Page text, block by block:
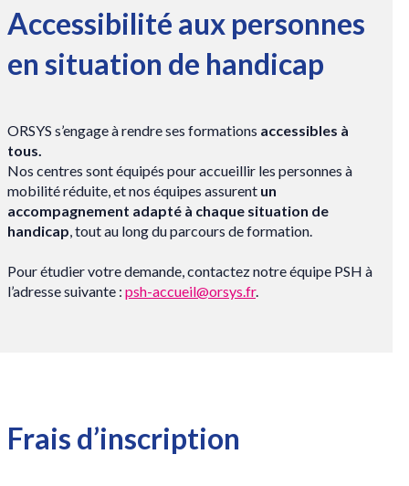
Accessibilité aux personnes
en situation de handicap
ORSYS s’engage à rendre ses formations accessibles à
tous.
Nos centres sont équipés pour accueillir les personnes à
mobilité réduite, et nos équipes assurent un
accompagnement adapté à chaque situation de
handicap, tout au long du parcours de formation.
Pour étudier votre demande, contactez notre équipe PSH à
l’adresse suivante : psh-accueil@orsys.fr.
Frais d’inscription